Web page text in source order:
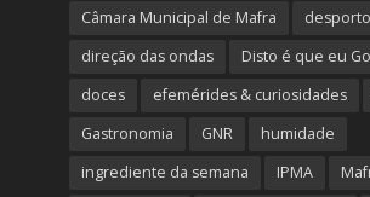
Câmara Municipal de Mafra
desporto
direção das ondas
Disto é que eu
doces
efemérides & curiosidades
Gastronomia
GNR
humidade
ingrediente da semana
IPMA